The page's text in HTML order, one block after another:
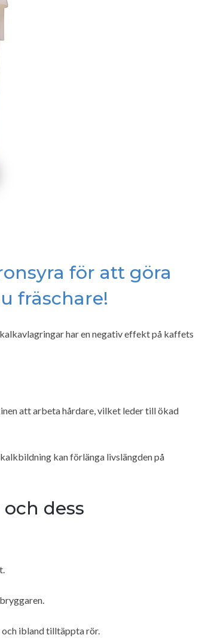
för att göra
fräschare!
har en negativ effekt på kaffets
att arbeta hårdare, vilket leder till ökad
kan förlänga livslängden på
dess
och ibland tilltäppta rör.